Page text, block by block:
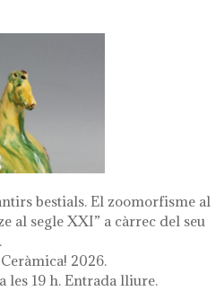
bestials. El zoomorfisme al
al segle XXI” a càrrec del seu
2026.
les 19 h. Entrada lliure.